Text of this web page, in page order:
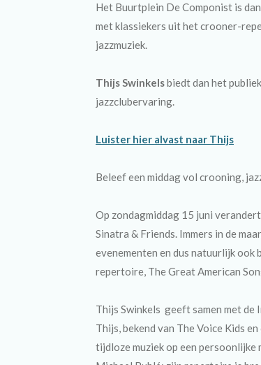
Het Buurtplein De Componist is
met klassiekers uit het crooner-
jazzmuziek.
Thijs Swinkelsbiedt dan het
jazzclubervaring.
Luister hier alvast naar Thijs
Beleef een middag vol crooning,
Op zondagmiddag 15 juni
Sinatra & Friends. Immers in de
evenementen en dus natuurlijk ook
repertoire, The Great American
Thijs Swinkels geeft samen met
Thijs, bekend van The Voice Kids
tijdloze muziek op een